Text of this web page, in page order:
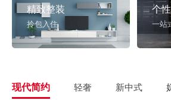
精致整装
拎包入住
个
一站
现代简约 轻奢 新中式